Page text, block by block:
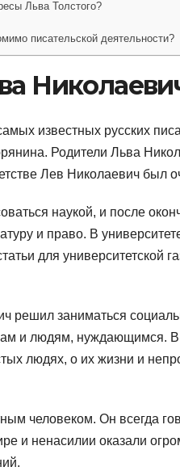
Льва Толстого?
писательской деятельности?
известных русских
Родители Льва
Лев Николаевич был
наукой, и после
и право. В
для университетской
решил заниматься
и людям, нуждающимся.
людях, о их жизни и
человеком. Он всегда
и ненасилии оказали